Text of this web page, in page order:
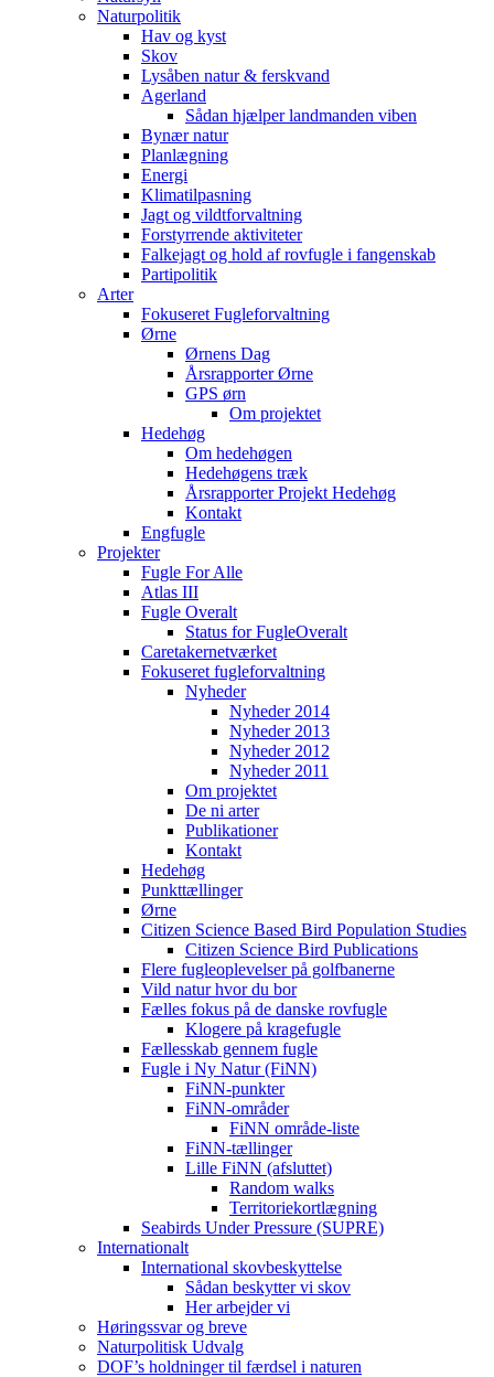
Naturpolitik
Hav og kyst
Skov
Lysåben natur & ferskvand
Agerland
Sådan hjælper landmanden viben
Bynær natur
Planlægning
Energi
Klimatilpasning
Jagt og vildtforvaltning
Forstyrrende aktiviteter
Falkejagt og hold af rovfugle i fangenskab
Partipolitik
Arter
Fokuseret Fugleforvaltning
Ørne
Ørnens Dag
Årsrapporter Ørne
GPS ørn
Om projektet
Hedehøg
Om hedehøgen
Hedehøgens træk
Årsrapporter Projekt Hedehøg
Kontakt
Engfugle
Projekter
Fugle For Alle
Atlas III
Fugle Overalt
Status for FugleOveralt
Caretakernetværket
Fokuseret fugleforvaltning
Nyheder
Nyheder 2014
Nyheder 2013
Nyheder 2012
Nyheder 2011
Om projektet
De ni arter
Publikationer
Kontakt
Hedehøg
Punkttællinger
Ørne
Citizen Science Based Bird Population Studies
Citizen Science Bird Publications
Flere fugleoplevelser på golfbanerne
Vild natur hvor du bor
Fælles fokus på de danske rovfugle
Klogere på kragefugle
Fællesskab gennem fugle
Fugle i Ny Natur (FiNN)
FiNN-punkter
FiNN-områder
FiNN område-liste
FiNN-tællinger
Lille FiNN (afsluttet)
Random walks
Territoriekortlægning
Seabirds Under Pressure (SUPRE)
Internationalt
International skovbeskyttelse
Sådan beskytter vi skov
Her arbejder vi
Høringssvar og breve
Naturpolitisk Udvalg
DOF’s holdninger til færdsel i naturen